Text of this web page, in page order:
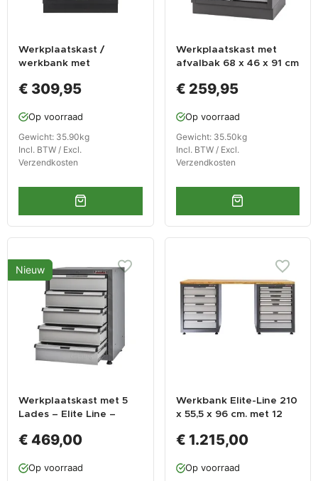
Werkplaatskast /
werkbank met
68 x 46 x 94,8 cm
€ 309,95
Op voorraad
Gewicht: 35.90kg
Incl. BTW / Excl.
Verzendkosten
Werkplaatskast met
afvalbak 68 x 46 x 91 cm
€ 259,95
Op voorraad
Gewicht: 35.50kg
Incl. BTW / Excl.
Verzendkosten
Nieuw
Werkplaatskast met 5
Lades – Elite Line –
92 cm – Grijs –
€ 469,00
Op voorraad
Werkbank Elite-Line 210
x 55,5 x 96 cm. met 12
blad.
€ 1.215,00
Op voorraad